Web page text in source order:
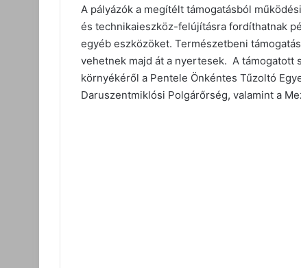
A pályázók a megítélt támogatásból
és technikaieszköz-felújításra fordíthatnak
egyéb eszközöket. Természetbeni
vehetnek majd át a nyertesek. A támogatott
környékéről a Pentele Önkéntes Tűzoltó
Daruszentmiklósi Polgárőrség, valamint a